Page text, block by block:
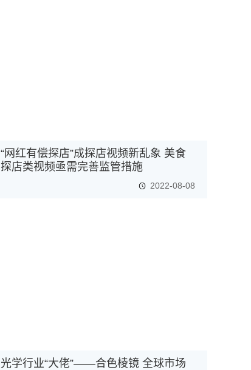
“网红有偿探店”成探店视频新乱象 美食
探店类视频亟需完善监管措施
2022-08-08
光学行业“大佬”——合色棱镜 全球市场